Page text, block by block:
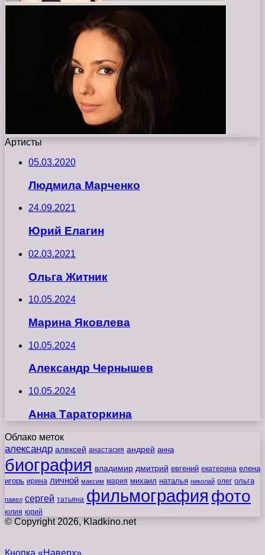
Артисты
05.03.2020
Людмила Марченко
24.09.2021
Юрий Елагин
02.03.2021
Ольга Житник
10.05.2024
Марина Яковлева
10.05.2024
Александр Чернышев
10.05.2024
Анна Тараторкина
Облако меток
александр алексей анастасия андрей анна
биография владимир дмитрий евгений екатерина елена
игорь ирина личной максим мария михаил наталья николай олег ольга
павел сергей татьяна фильмография фото
юлия юрий
© Copyright 2026, Kladkino.net
Кнопка «Наверх»